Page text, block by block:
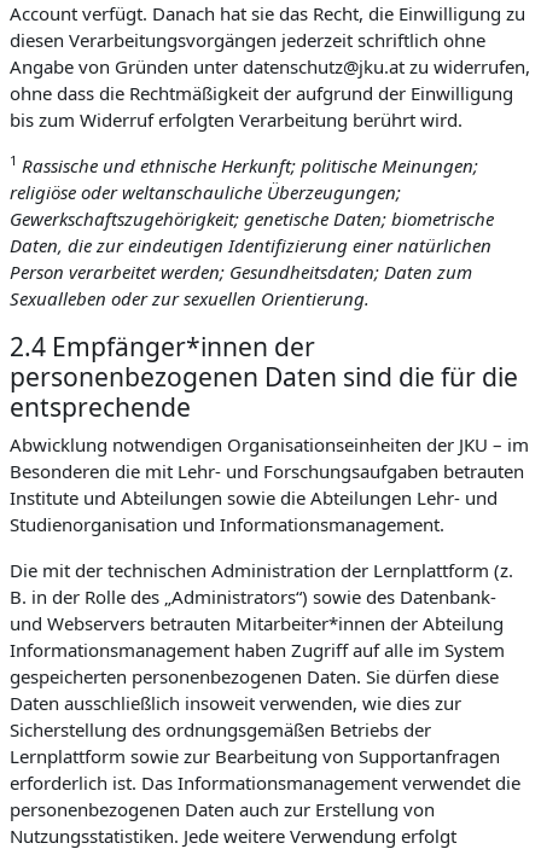
Account verfügt. Danach hat sie das Recht, die Einwilligung zu
diesen Verarbeitungsvorgängen jederzeit schriftlich ohne
Angabe von Gründen unter datenschutz@jku.at zu widerrufen,
ohne dass die Rechtmäßigkeit der aufgrund der Einwilligung
bis zum Widerruf erfolgten Verarbeitung berührt wird.
1 Rassische und ethnische Herkunft; politische Meinungen;
religiöse oder weltanschauliche Überzeugungen;
Gewerkschaftszugehörigkeit; genetische Daten; biometrische
Daten, die zur eindeutigen Identifizierung einer natürlichen
Person verarbeitet werden; Gesundheitsdaten; Daten zum
Sexualleben oder zur sexuellen Orientierung.
2.4 Empfänger*innen der
personenbezogenen Daten sind die für die
entsprechende
Abwicklung notwendigen Organisationseinheiten der JKU – im
Besonderen die mit Lehr- und Forschungsaufgaben betrauten
Institute und Abteilungen sowie die Abteilungen Lehr- und
Studienorganisation und Informationsmanagement.
Die mit der technischen Administration der Lernplattform (z.
B. in der Rolle des „Administrators“) sowie des Datenbank-
und Webservers betrauten Mitarbeiter*innen der Abteilung
Informationsmanagement haben Zugriff auf alle im System
gespeicherten personenbezogenen Daten. Sie dürfen diese
Daten ausschließlich insoweit verwenden, wie dies zur
Sicherstellung des ordnungsgemäßen Betriebs der
Lernplattform sowie zur Bearbeitung von Supportanfragen
erforderlich ist. Das Informationsmanagement verwendet die
personenbezogenen Daten auch zur Erstellung von
Nutzungsstatistiken. Jede weitere Verwendung erfolgt